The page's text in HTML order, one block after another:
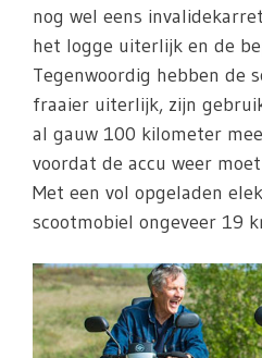
nog wel eens
het logge uiterlijk en de
Tegenwoordig hebben de
fraaier uiterlijk, zijn
al gauw 100 kilometer
voordat de accu weer
Met een vol opgeladen
scootmobiel ongeveer 19